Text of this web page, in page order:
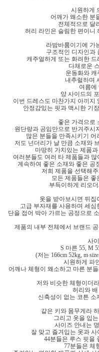
시원하게
어깨가 왜소한 분
전체적으로 달
허리 라인은 슬림한 편이니
라밤바룸이기에 가
구조적인 디자인과
캐주얼하게 또는 화려한
다채로운
운동화와 캐
내추럴하며
여름에
양 사이드의
이번 드레스도 마찬가지 아끼지
안정감있는 핏과 맥시한 기
좋은 가격으로
원단량과 공임만으로 반겨주시
많은 분들을 만족시키기
저도 넌더리가 날 만큼 소재와
마땅히 가치있는 제품
여러분들도 여러 타 제품들과
계속하여 좋은 소재와 좋은 공
저희 제품을 선택해
모든 제품들은 좋
부득이하게 리오
옷을 받아보시면 뒤집
고급 부자재를 사용하며 세
단을 접어 박아 가르는 공정으로
제품의 내부 전체에서 브랜드
사
S 마른 55, M
(저는 166cm 52kg, m
시원하게 파
어깨나 체형이 왜소하고 마른 분
저와 비슷한 체형이더
허리와
신축성이 없는 코튼 소
같은 키와 몸무게라
그리고 옷을 입
사이즈 안내는
잘 맞고 즐겨입는 옷과
44분들은 루스 핏을
77분들은 체